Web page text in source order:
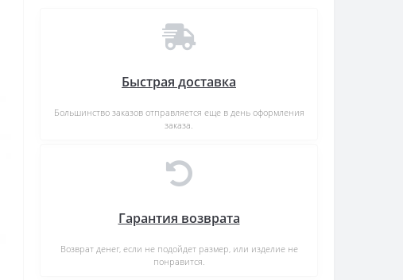
Быстрая доставка
Большинство заказов отправляется еще в день оформления
заказа.
Гарантия возврата
Возврат денег, если не подойдет размер, или изделие не
понравится.